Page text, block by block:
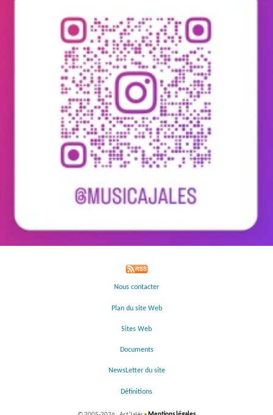
Nous contacter
Plan du site Web
Sites Web
Documents
NewsLetter du site
Définitions